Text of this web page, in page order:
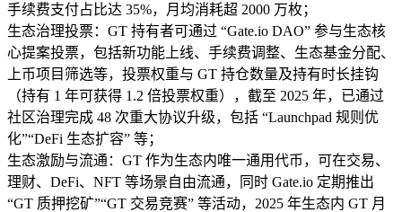
手续费支付占比达 35%，月均消耗超 2000 万枚；​
生态治理投票：GT 持有者可通过 “Gate.io DAO” 参与生态核
心提案投票，包括新功能上线、手续费调整、生态基金分配、
上币项目筛选等，投票权重与 GT 持仓数量及持有时长挂钩
（持有 1 年可获得 1.2 倍投票权重），截至 2025 年，已通过
社区治理完成 48 次重大协议升级，包括 “Launchpad 规则优
化”“DeFi 生态扩容” 等；​
生态激励与流通：GT 作为生态内唯一通用代币，可在交易、
理财、DeFi、NFT 等场景自由流通，同时 Gate.io 定期推出
“GT 质押挖矿”“GT 交易竞赛” 等活动，2025 年生态内 GT 月